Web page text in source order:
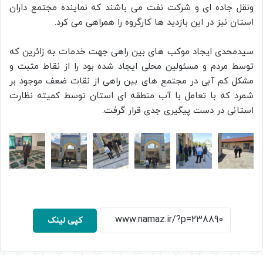
ونقل جاده ای و شرکت نفت می باشند که نماینده مجتمع داران
استان نیز در این بازدید ها کارگروه را همراهی می کرد.
سیدمحدی ایجاد موکب های بین راهی جهت خدمات به زائرین که
توسط مردم و مسئولین محلی ایجاد شده بود را از نقاط مثبت و
مشکل کم آبی در مجتمع های بین راهی از نقات ضعف موجود بر
شمرد که با تعامل با آب منطقه ای استان توسط کمیته نظارت
استانی در دست پیگیری جدی قرار گرفت.
کپی لینک